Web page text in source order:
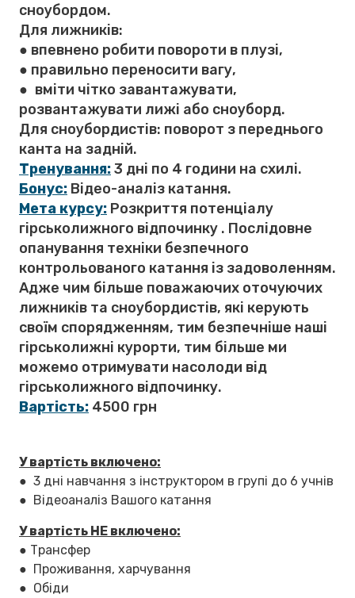
сноубордом.
Для лижників:
● впевнено робити повороти в плузі,
● правильно переносити вагу,
● вміти чітко завантажувати,
розвантажувати лижі або сноуборд.
Для сноубордистів: поворот з переднього
канта на задній.
Тренування:3 дні по 4 години на схилі.
Бонус: Відео-аналіз катання.
Мета курсу: Розкриття потенціалу
гірськолижного відпочинку . Послідовне
опанування техніки безпечного
контрольованого катання із задоволенням.
Адже чим більше поважаючих оточуючих
лижників та сноубордистів, які керують
своїм спорядженням, тим безпечніше наші
гірськолижні курорти, тим більше ми
можемо отримувати насолоди від
гірськолижного відпочинку.
Вартість: 4500 грн
У вартість включено:
● 3 дні навчання з інструктором в групі до 6 учнів
● Відеоаналіз Вашого катання
У вартість НЕ включено:
● Трансфер
● Проживання, харчування
● Обіди